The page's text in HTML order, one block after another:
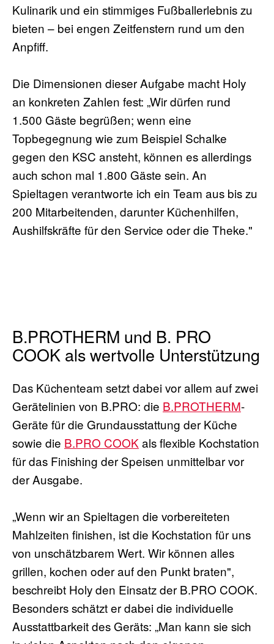
Kulinarik und ein stimmiges Fußballerlebnis zu
bieten – bei engen Zeitfenstern rund um den
Anpfiff.
Die Dimensionen dieser Aufgabe macht Holy
an konkreten Zahlen fest: „Wir dürfen rund
1.500 Gäste begrüßen; wenn eine
Topbegegnung wie zum Beispiel Schalke
gegen den KSC ansteht, können es allerdings
auch schon mal 1.800 Gäste sein. An
Spieltagen verantworte ich ein Team aus bis zu
200 Mitarbeitenden, darunter Küchenhilfen,
Aushilfskräfte für den Service oder die Theke."
B.PROTHERM und B. PRO
COOK als wertvolle Unterstützung
Das Küchenteam setzt dabei vor allem auf zwei
Gerätelinien von B.PRO: die B.PROTHERM-
Geräte für die Grundausstattung der Küche
sowie die B.PRO COOK als flexible Kochstation
für das Finishing der Speisen unmittelbar vor
der Ausgabe.
„Wenn wir an Spieltagen die vorbereiteten
Mahlzeiten finishen, ist die Kochstation für uns
von unschätzbarem Wert. Wir können alles
grillen, kochen oder auf den Punkt braten",
beschreibt Holy den Einsatz der B.PRO COOK.
Besonders schätzt er dabei die individuelle
Ausstattbarkeit des Geräts: „Man kann sie sich